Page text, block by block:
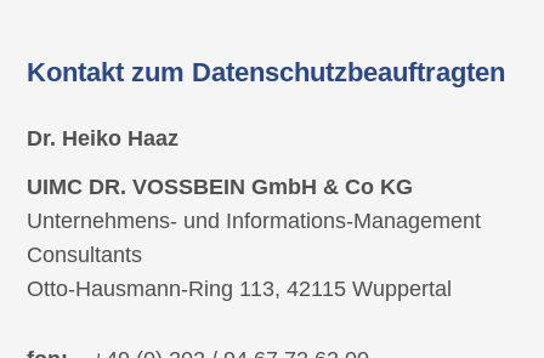
Kontakt zum Datenschutzbeauftragten
Dr. Heiko Haaz
UIMC DR. VOSSBEIN GmbH & Co KG
Unternehmens- und Informations-Management
Consultants
Otto-Hausmann-Ring 113, 42115 Wuppertal